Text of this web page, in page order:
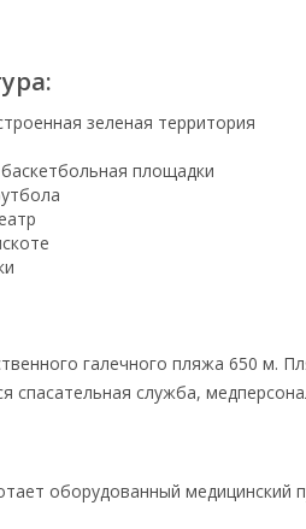
зеленая территория
площадки
галечного пляжа 650 м.
спасательная служба,
оборудованный медицинский